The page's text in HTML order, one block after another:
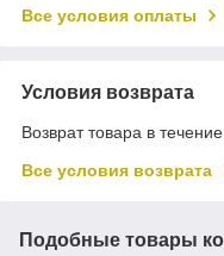
Все условия оплаты
Условия возврата
Возврат товара в
Все условия возврата
Подобные товары